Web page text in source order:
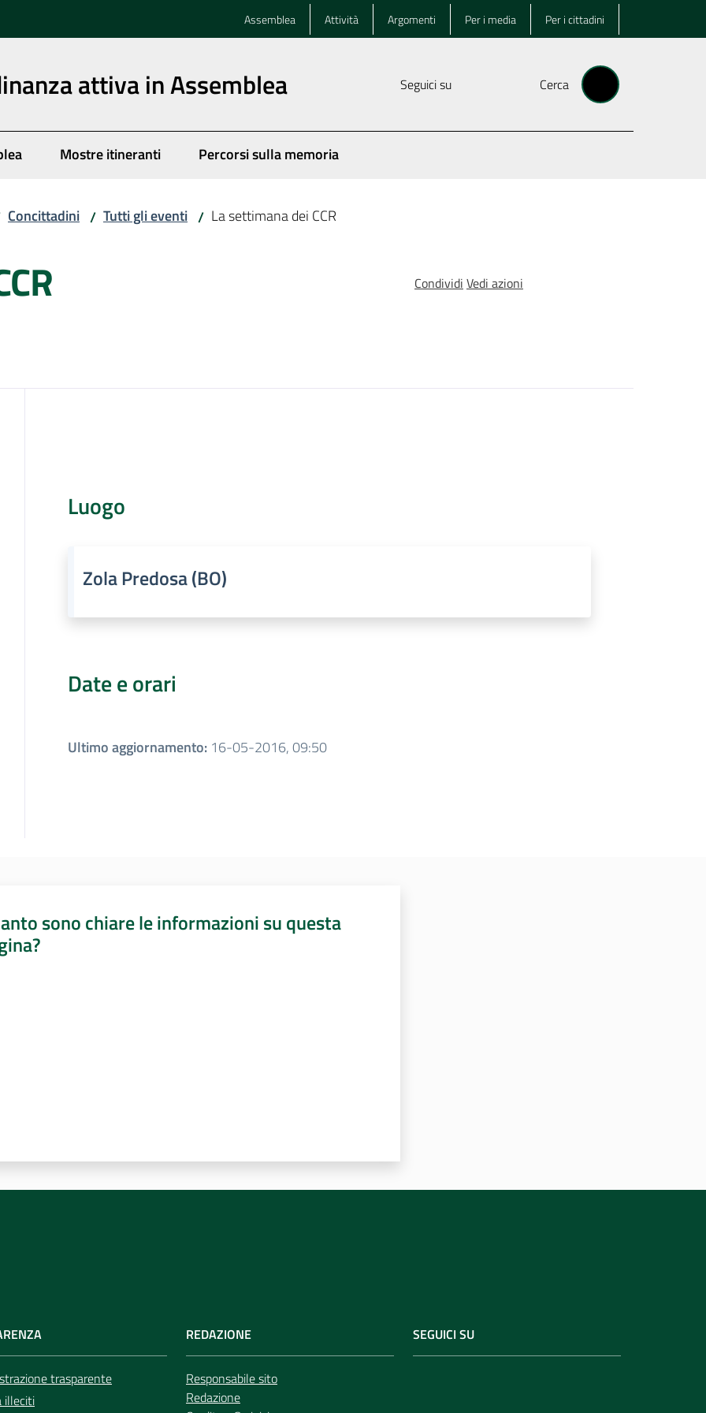
Assemblea Attività Argomenti Per i media Per i cittadini
attiva in Assemblea Seguici su Cerca
Mostre itineranti Percorsi sulla memoria
Concittadini / Tutti gli eventi / La settimana dei CCR
Condividi Vedi azioni
Luogo
Zola Predosa (BO)
Date e orari
Ultimo aggiornamento: 16-05-2016, 09:50
sono chiare le informazioni su questa
trasparente
illeciti
REDAZIONE
Responsabile sito
Redazione
SEGUICI SU